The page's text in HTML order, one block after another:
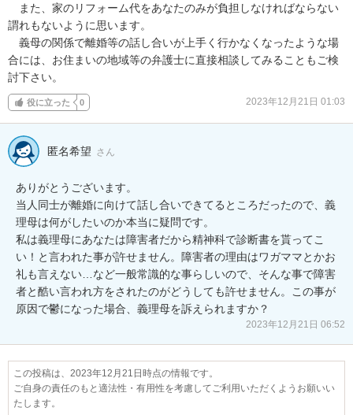
また、家のリフォーム代をあなたのみが負担しなければならない
謂れもないように思います。
義母の関係で離婚等の話し合いが上手く行かなくなったような場
合には、お住まいの地域等の弁護士に直接相談してみることもご検
討下さい。
役に立った 0 2023年12月21日 01:03
匿名希望 さん
ありがとうございます。
当人同士が離婚に向けて話し合いできてるところだったので、義
理母は何がしたいのか本当に疑問です。
私は義理母にあなたは障害者だから精神科で診断書を貰ってこ
い！と言われた事が許せません。障害者の理由はワガママとかお
礼も言えない…など一般常識的な事らしいので、そんな事で障害
者と酷い言われ方をされたのがどうしても許せません。この事が
原因で鬱になった場合、義理母を訴えられますか？
2023年12月21日 06:52
この投稿は、2023年12月21日時点の情報です。
ご自身の責任のもと適法性・有用性を考慮してご利用いただくようお願いい
たします。